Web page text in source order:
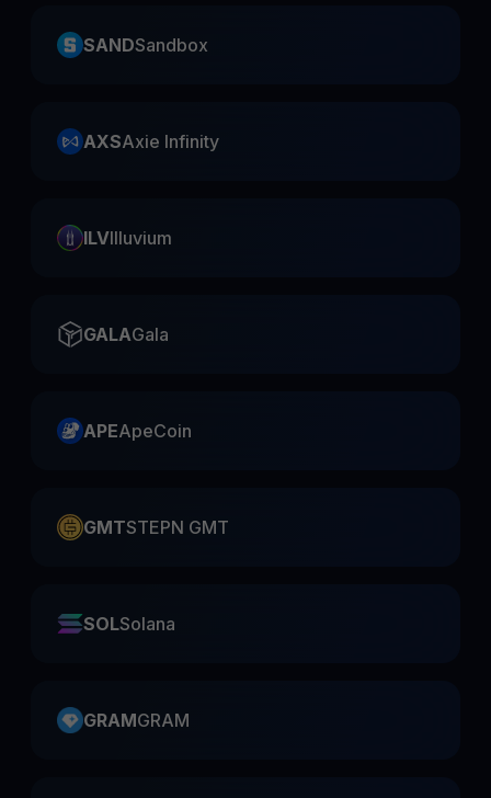
SANDSandbox
AXSAxie Infinity
ILVIlluvium
GALAGala
APEApeCoin
GMTSTEPN GMT
SOLSolana
GRAMGRAM